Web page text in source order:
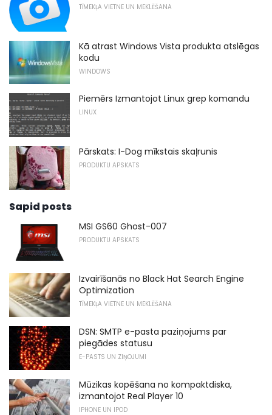
TĪMEKĻA VIETNE UN MEKLĒŠANA
Kā atrast Windows Vista produkta atslēgas
kodu
WINDOWS
Piemērs Izmantojot Linux grep komandu
LINUX
Pārskats: I-Dog mīkstais skaļrunis
PRODUKTU APSKATS
Sapid posts
MSI GS60 Ghost-007
PRODUKTU APSKATS
Izvairīšanās no Black Hat Search Engine
Optimization
TĪMEKĻA VIETNE UN MEKLĒŠANA
DSN: SMTP e-pasta paziņojums par
piegādes statusu
E-PASTS UN ZIŅOJUMI
Mūzikas kopēšana no kompaktdiska,
izmantojot Real Player 10
IPHONE UN IPOD